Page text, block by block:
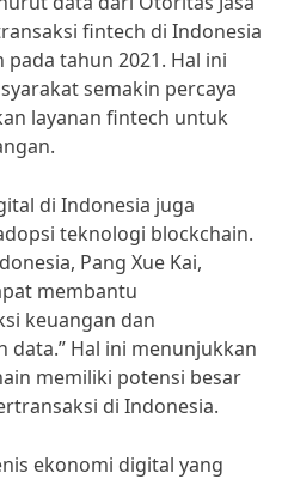
fintech di Indonesia
pada tahun 2021. Hal ini
semakin percaya
layanan fintech untuk
di Indonesia juga
teknologi blockchain.
Pang Xue Kai,
membantu
keuangan dan
data.” Hal ini menunjukkan
memiliki potensi besar
di Indonesia.
ekonomi digital yang